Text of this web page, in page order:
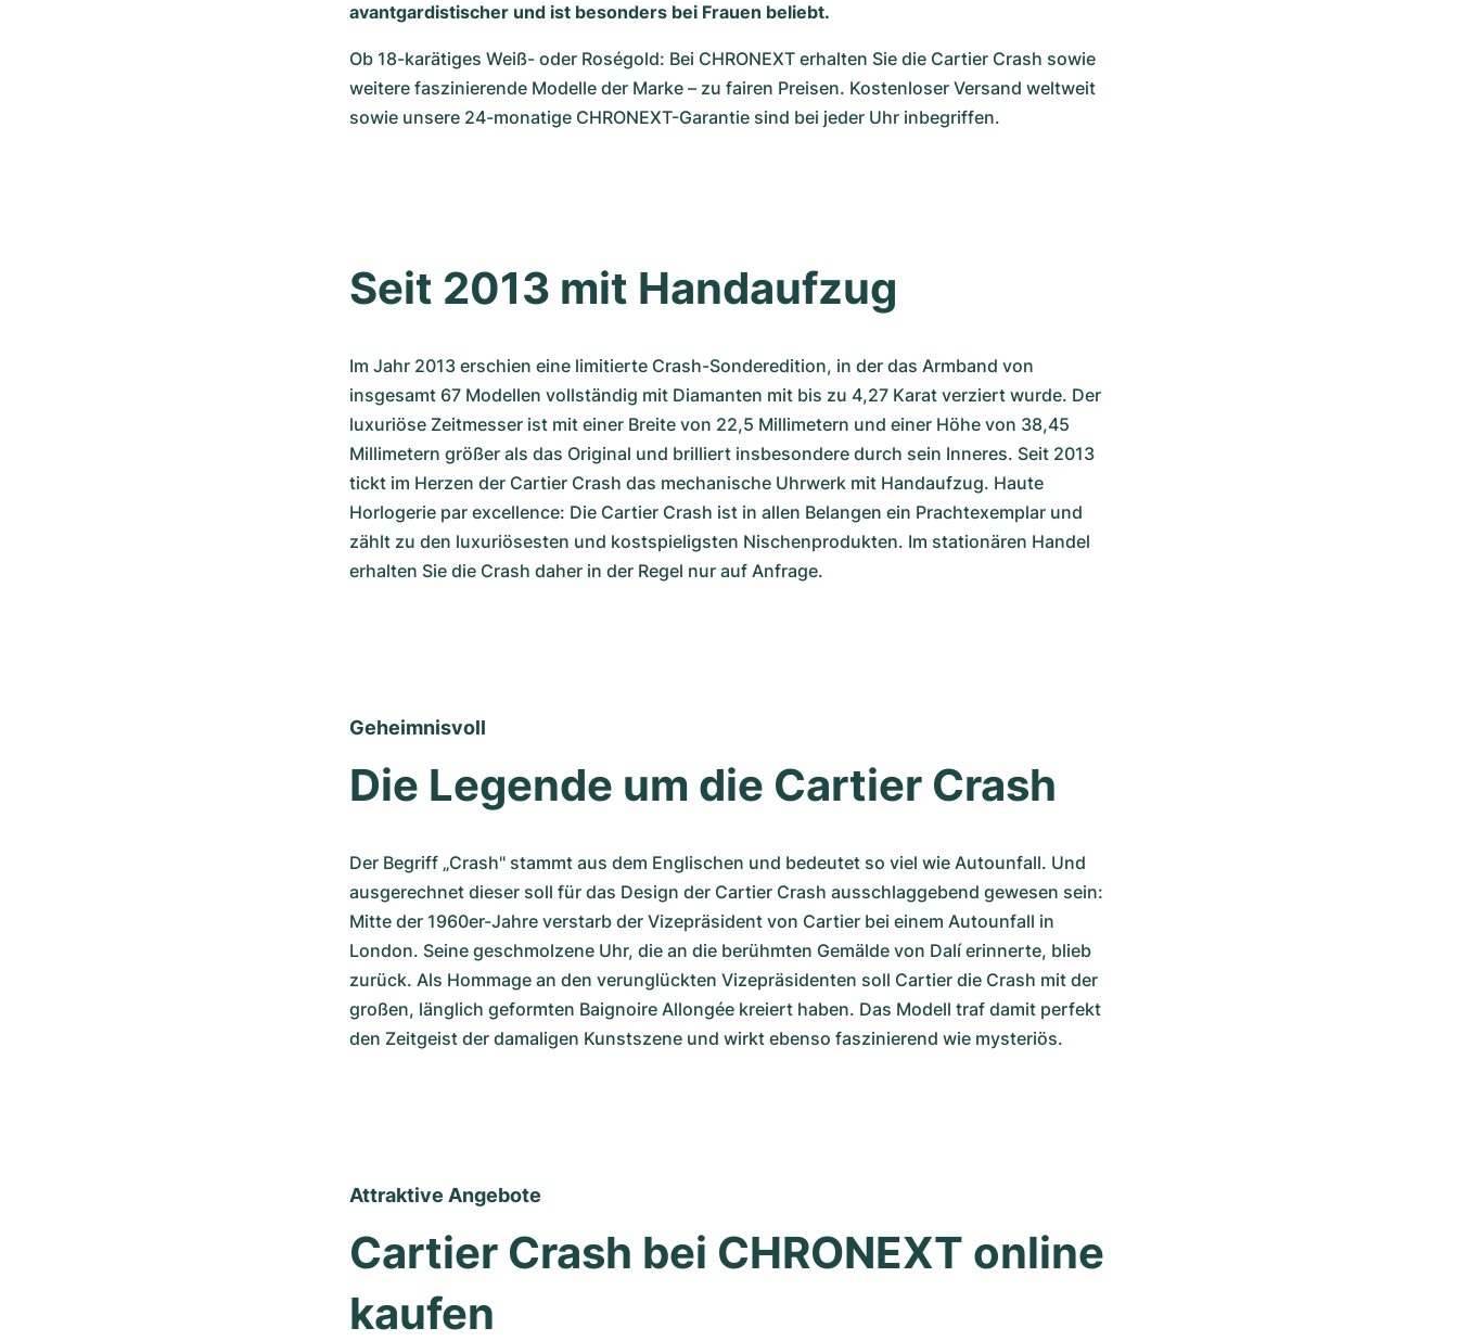
avantgardistischer und ist besonders bei Frauen beliebt.
Ob 18-karätiges Weiß- oder Roségold: Bei CHRONEXT erhalten Sie die Cartier Crash sowie
weitere faszinierende Modelle der Marke – zu fairen Preisen. Kostenloser Versand weltweit
sowie unsere 24-monatige CHRONEXT-Garantie sind bei jeder Uhr inbegriffen.
Seit 2013 mit Handaufzug
Im Jahr 2013 erschien eine limitierte Crash-Sonderedition, in der das Armband von
insgesamt 67 Modellen vollständig mit Diamanten mit bis zu 4,27 Karat verziert wurde. Der
luxuriöse Zeitmesser ist mit einer Breite von 22,5 Millimetern und einer Höhe von 38,45
Millimetern größer als das Original und brilliert insbesondere durch sein Inneres. Seit 2013
tickt im Herzen der Cartier Crash das mechanische Uhrwerk mit Handaufzug. Haute
Horlogerie par excellence: Die Cartier Crash ist in allen Belangen ein Prachtexemplar und
zählt zu den luxuriösesten und kostspieligsten Nischenprodukten. Im stationären Handel
erhalten Sie die Crash daher in der Regel nur auf Anfrage.
Geheimnisvoll
Die Legende um die Cartier Crash
Der Begriff „Crash" stammt aus dem Englischen und bedeutet so viel wie Autounfall. Und
ausgerechnet dieser soll für das Design der Cartier Crash ausschlaggebend gewesen sein:
Mitte der 1960er-Jahre verstarb der Vizepräsident von Cartier bei einem Autounfall in
London. Seine geschmolzene Uhr, die an die berühmten Gemälde von Dalí erinnerte, blieb
zurück. Als Hommage an den verunglückten Vizepräsidenten soll Cartier die Crash mit der
großen, länglich geformten Baignoire Allongée kreiert haben. Das Modell traf damit perfekt
den Zeitgeist der damaligen Kunstszene und wirkt ebenso faszinierend wie mysteriös.
Attraktive Angebote
Cartier Crash bei CHRONEXT online
kaufen